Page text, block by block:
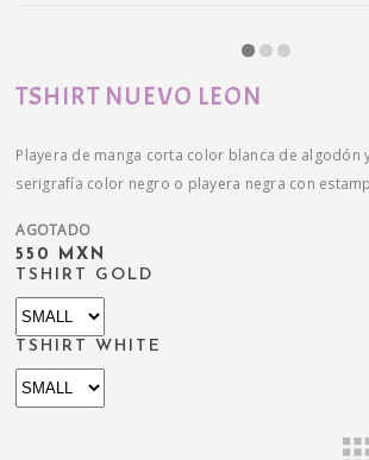
TSHIRT NUEVO LEON
Playera de manga corta color blanca de algodón
serigrafía color negro o playera negra con
AGOTADO
550 MXN
TSHIRT GOLD
TSHIRT WHITE